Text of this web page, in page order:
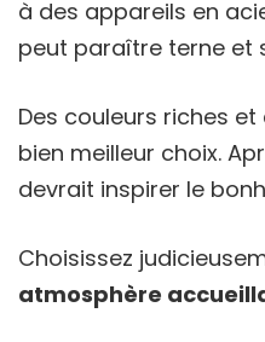
à des appareils en
peut paraître terne et
Des couleurs riches
bien meilleur choix.
devrait inspirer le
Choisissez
atmosphère